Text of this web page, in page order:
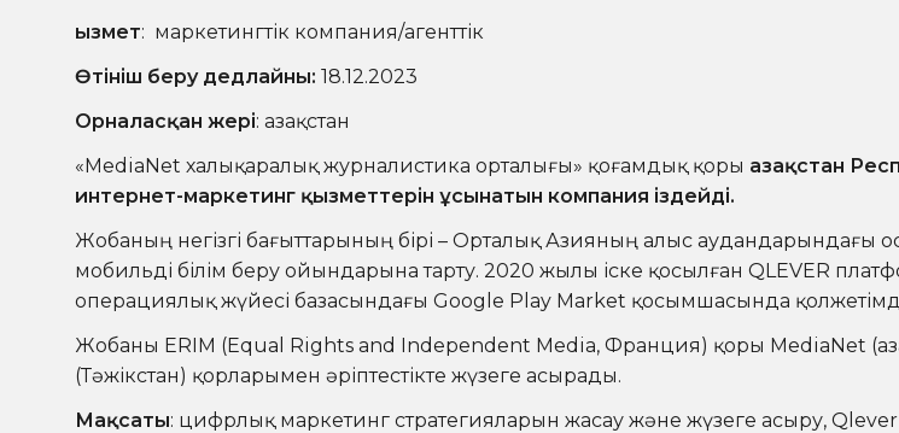
Қызмет: маркетингтік компания/агенттік
Өтініш беру дедлайны: 18.12.2023
Орналасқан жері: Қазақстан
«MediaNet халықаралық журналистика орталығы» қоғамдық қоры Қазақстан
интернет-маркетинг қызметтерін ұсынатын компания іздейді.
Жобаның негізгі бағыттарының бірі – Орталық Азияның алыс аудандарындағы
мобильді білім беру ойындарына тарту. 2020 жылы іске қосылған QLEVER
операциялық жүйесі базасындағы Google Play Market қосымшасында
Жобаны ERIM (Equal Rights and Independent Media, Франция) қоры MediaNet
(Тәжікстан) қорларымен әріптестікте жүзеге асырады.
Мақсаты: цифрлық маркетинг стратегияларын жасау және жүзеге асыру, Qlever